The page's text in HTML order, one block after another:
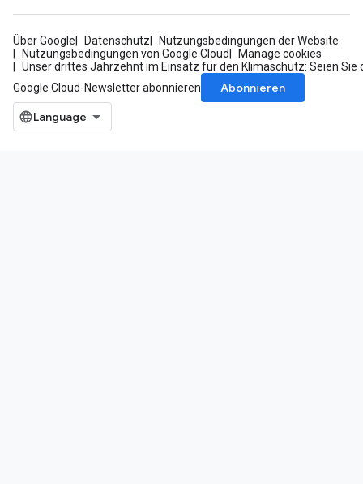
Über Google Datenschutz
Nutzungsbedingungen der Website
Nutzungsbedingungen von Google Cloud
Manage cookies
Unser drittes Jahrzehnt im Einsatz für den Klimaschutz: Seien Sie
Google Cloud-Newsletter abonnieren
Abonnieren